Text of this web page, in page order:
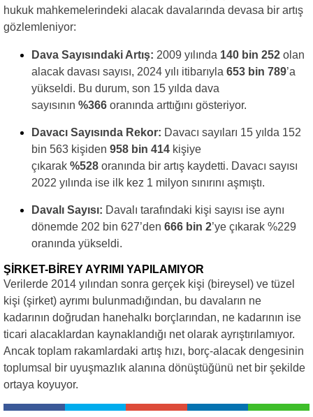
hukuk mahkemelerindeki alacak davalarında devasa bir artış
gözlemleniyor:
Dava Sayısındaki Artış: 2009 yılında 140 bin 252 olan
alacak davası sayısı, 2024 yılı itibarıyla 653 bin 789’a
yükseldi. Bu durum, son 15 yılda dava
sayısının %366 oranında arttığını gösteriyor.
Davacı Sayısında Rekor: Davacı sayıları 15 yılda 152
bin 563 kişiden 958 bin 414 kişiye
çıkarak %528 oranında bir artış kaydetti. Davacı sayısı
2022 yılında ise ilk kez 1 milyon sınırını aşmıştı.
Davalı Sayısı: Davalı tarafındaki kişi sayısı ise aynı
dönemde 202 bin 627’den 666 bin 2’ye çıkarak %229
oranında yükseldi.
ŞİRKET-BİREY AYRIMI YAPILAMIYOR
Verilerde 2014 yılından sonra gerçek kişi (bireysel) ve tüzel
kişi (şirket) ayrımı bulunmadığından, bu davaların ne
kadarının doğrudan hanehalkı borçlarından, ne kadarının ise
ticari alacaklardan kaynaklandığı net olarak ayrıştırılamıyor.
Ancak toplam rakamlardaki artış hızı, borç-alacak dengesinin
toplumsal bir uyuşmazlık alanına dönüştüğünü net bir şekilde
ortaya koyuyor.